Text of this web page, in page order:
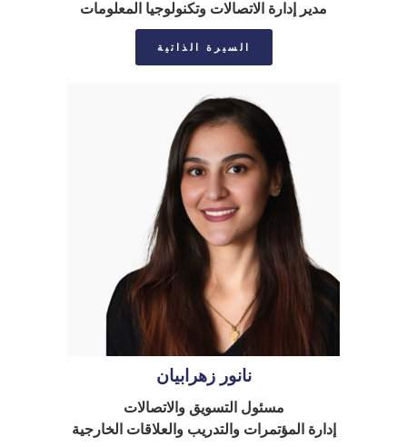
مدير إدارة الاتصالات وتكنولوجيا المعلومات
السيرة الذاتية
نانور زهرابيان
مسئول التسويق والاتصالات
إدارة المؤتمرات والتدريب والعلاقات الخارجية